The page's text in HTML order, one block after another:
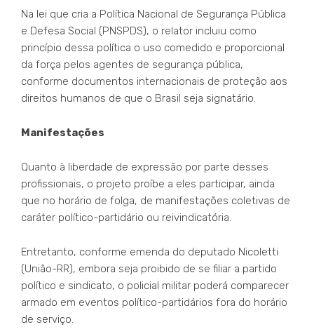
Na lei que cria a Política Nacional de Segurança Pública
e Defesa Social (PNSPDS), o relator incluiu como
princípio dessa política o uso comedido e proporcional
da força pelos agentes de segurança pública,
conforme documentos internacionais de proteção aos
direitos humanos de que o Brasil seja signatário.
Manifestações
Quanto à liberdade de expressão por parte desses
profissionais, o projeto proíbe a eles participar, ainda
que no horário de folga, de manifestações coletivas de
caráter político-partidário ou reivindicatória.
Entretanto, conforme emenda do deputado Nicoletti
(União-RR), embora seja proibido de se filiar a partido
político e sindicato, o policial militar poderá comparecer
armado em eventos político-partidários fora do horário
de serviço.